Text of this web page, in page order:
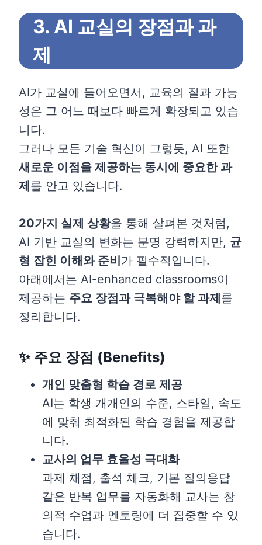
3. AI 교실의 장점과 과
제
AI가 교실에 들어오면서, 교육의 질과 가능
성은 그 어느 때보다 빠르게 확장되고 있습
니다.
그러나 모든 기술 혁신이 그렇듯, AI 또한
새로운 이점을 제공하는 동시에 중요한 과
제를 안고 있습니다.
20가지 실제 상황을 통해 살펴본 것처럼,
AI 기반 교실의 변화는 분명 강력하지만, 균
형 잡힌 이해와 준비가 필수적입니다.
아래에서는 AI-enhanced classrooms이
제공하는 주요 장점과 극복해야 할 과제를
정리합니다.
✨ 주요 장점 (Benefits)
개인 맞춤형 학습 경로 제공
AI는 학생 개개인의 수준, 스타일, 속도
에 맞춰 최적화된 학습 경험을 제공합
니다.
교사의 업무 효율성 극대화
과제 채점, 출석 체크, 기본 질의응답
같은 반복 업무를 자동화해 교사는 창
의적 수업과 멘토링에 더 집중할 수 있
습니다.